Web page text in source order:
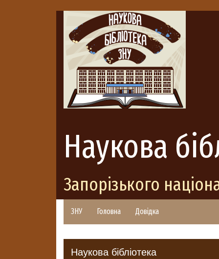
Наукова
Запорізького
ЗНУ Головна Довідка
Наукова бібліотека